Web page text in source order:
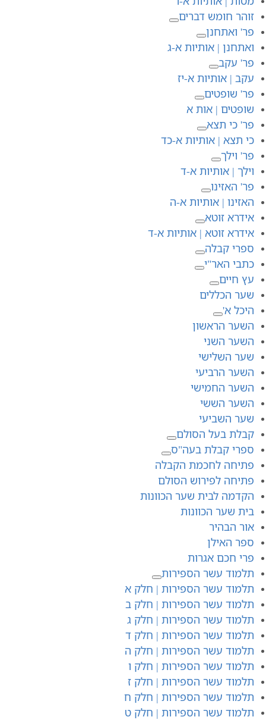
זוהר חומש דברים
פר' ואתחנן
ואתחנן | אותיות א-ג
פר' עקב
עקב | אותיות א-יז
פר' שופטים
שופטים | אות א
פר' כי תצא
כי תצא | אותיות א-כד
פר' וילך
וילך | אותיות א-ד
פר' האזינו
האזינו | אותיות א-ה
אידרא זוטא
אידרא זוטא | אותיות א-ד
ספרי קבלה
כתבי האר"י
עץ חיים
שער הכללים
היכל א'
השער הראשון
השער השני
שער השלישי
השער הרביעי
השער החמישי
השער הששי
שער השביעי
קבלת בעל הסולם
ספרי קבלת בעה"ס
פתיחה לחכמת הקבלה
פתיחה לפירוש הסולם
הקדמה לבית שער הכוונות
בית שער הכוונות
אור הבהיר
ספר האילן
פרי חכם אגרות
תלמוד עשר הספירות
תלמוד עשר הספירות | חלק א
תלמוד עשר הספירות | חלק ב
תלמוד עשר הספירות | חלק ג
תלמוד עשר הספירות | חלק ד
תלמוד עשר הספירות | חלק ה
תלמוד עשר הספירות | חלק ו
תלמוד עשר הספירות | חלק ז
תלמוד עשר הספירות | חלק ח
תלמוד עשר הספירות | חלק ט